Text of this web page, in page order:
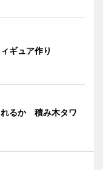
ギュア作り
れるか 積み木タワ